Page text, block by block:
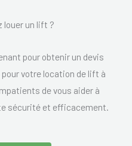
louer un lift ?
pour obtenir un devis
votre location de lift à
de vous aider à
sécurité et efficacement.